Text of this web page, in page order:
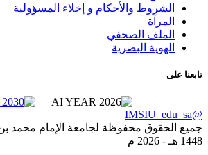
الشروط والأحكام و إخلاء المسؤولية
المرآة
الملف الصحفي
الهوية البصرية
تابعنا على
@IMSIU_edu_sa
جميع الحقوق محفوظة لجامعة الإمام محمد
1448 هـ -
2026 م